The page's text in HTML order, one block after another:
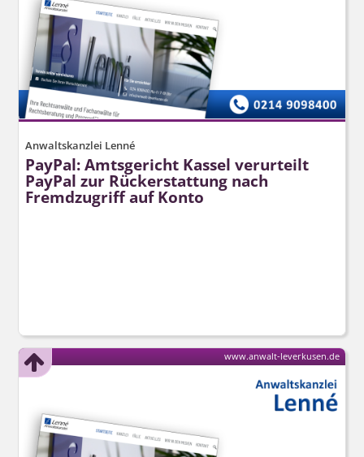
Anwaltskanzlei Lenné
PayPal: Amtsgericht Kassel verurteilt
PayPal zur Rückerstattung nach
Fremdzugriff auf Konto
www.anwalt-leverkusen.de